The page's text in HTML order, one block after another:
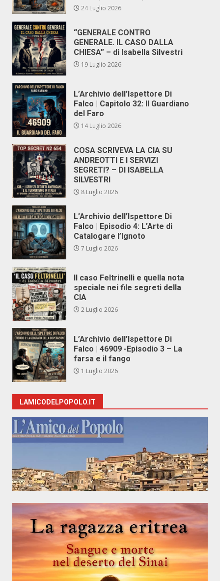
24 Luglio 2026
“GENERALE CONTRO
GENERALE. IL CASO DALLA
CHIESA” – di Isabella Silvestri
19 Luglio 2026
L’Archivio dell’Ispettore Di
Falco | Capitolo 32: Il Guardiano
del Faro
14 Luglio 2026
COSA SCRIVEVA LA CIA SU
ANDREOTTI E I SERVIZI
SEGRETI? – DI ISABELLA
SILVESTRI
8 Luglio 2026
L’Archivio dell’Ispettore Di
Falco | Episodio 4: L’Arte di
Catalogare l’Ignoto
7 Luglio 2026
Il caso Feltrinelli e quella nota
speciale nei file segreti della
CIA
2 Luglio 2026
L’Archivio dell’Ispettore Di
Falco | 46909 -Episodio 3 – La
farsa e il fango
1 Luglio 2026
LAMICODELPOPOLO.IT